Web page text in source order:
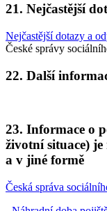
21. Nejčastější
Nejčastější dotazy a
České správy
22. Další
23. Informace o
životní situace)
a v jiné formě
Česká správa